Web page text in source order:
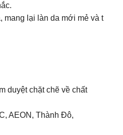
mang lại làn da mới mẻ và t
duyệt chặt chẽ về chất
AEON, Thành Đô,